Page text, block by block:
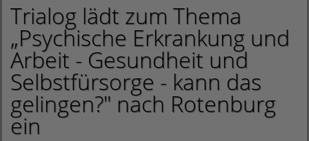
Trialog lädt zum Thema
„Psychische Erkrankung und
Arbeit - Gesundheit und
Selbstfürsorge - kann das
gelingen?" nach Rotenburg
ein